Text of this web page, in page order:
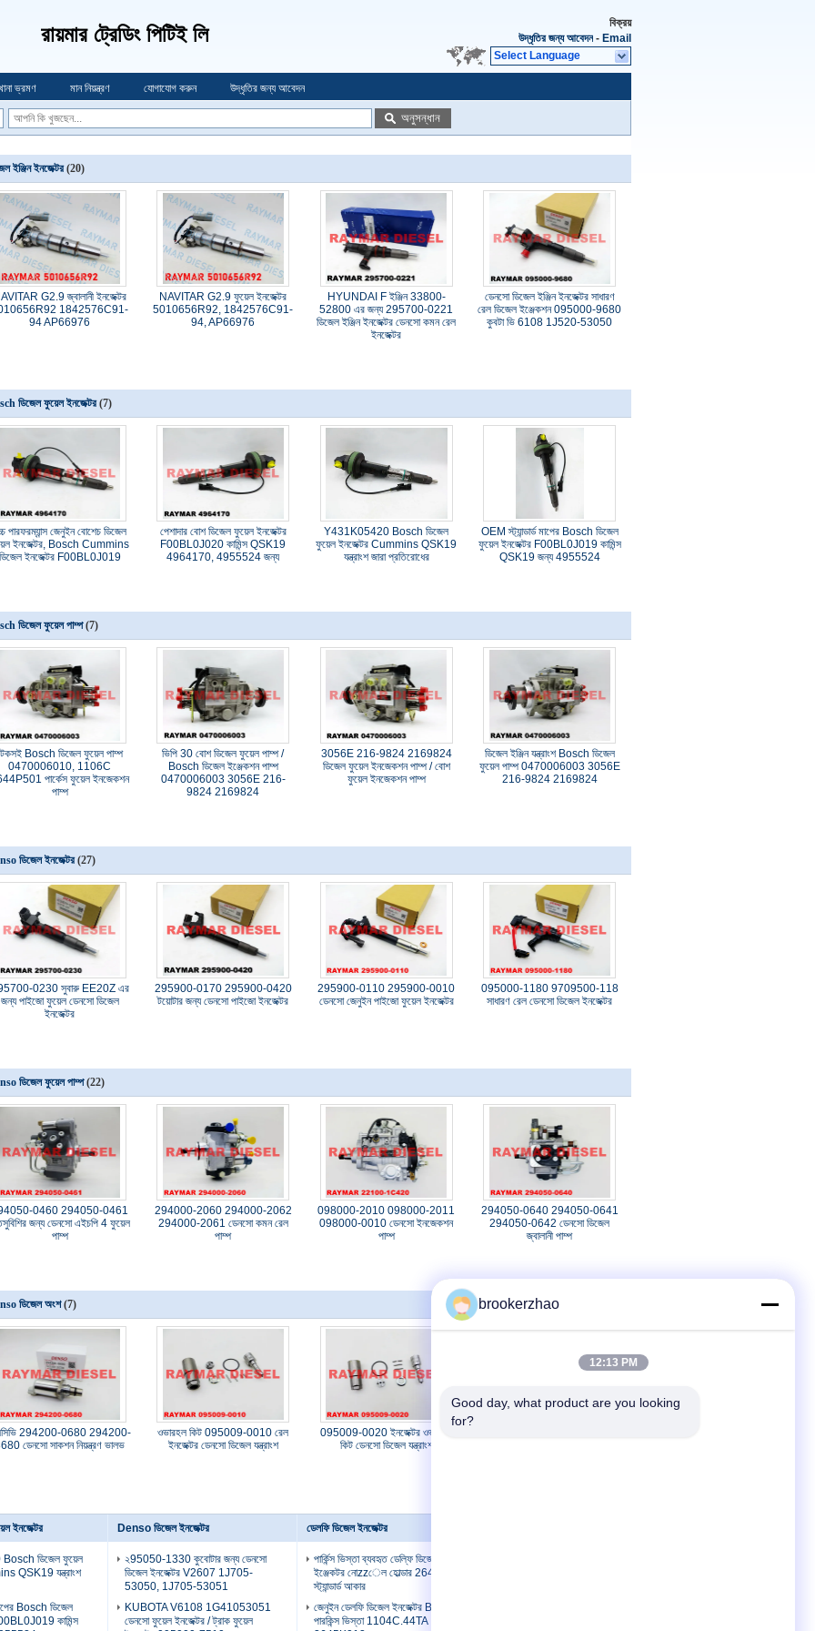
রায়মার ট্রেডিং পিটিই লি
বিক্রয়
উদ্ধৃতির জন্য আবেদন - Email
Select Language
ভ্রমণ মান নিয়ন্ত্রণ যোগাযোগ করুন উদ্ধৃতির জন্য আবেদন
অনুসন্ধান
ইঞ্জিন ইনজেক্টর (20)
G2.9 জ্বালানী ইনজেক্টর
1842576C91-
94 AP66976
NAVITAR G2.9 ফুয়েল ইনজেক্টর
5010656R92, 1842576C91-
94, AP66976
HYUNDAI F ইঞ্জিন 33800-
52800 এর জন্য 295700-0221
ডিজেল ইঞ্জিন ইনজেক্টর ডেনসো কমন রেল
ইনজেক্টর
ডেনসো ডিজেল ইঞ্জিন ইনজেক্টর সাধারণ
রেল ডিজেল ইঞ্জেকশন 095000-9680
কুবটা ভি 6108 1J520-53050
ডিজেল ফুয়েল ইনজেক্টর (7)
পারফরম্যান্স জেনুইন বোশেচ ডিজেল
ইনজেক্টর, Bosch Cummins
ডিজেল ইনজেক্টর F00BL0J019
পেশাদার বোশ ডিজেল ফুয়েল ইনজেক্টর
F00BL0J020 কামিন্স QSK19
4964170, 4955524 জন্য
Y431K05420 Bosch ডিজেল
ফুয়েল ইনজেক্টর Cummins QSK19
যন্ত্রাংশ জারা প্রতিরোধের
OEM স্ট্যান্ডার্ড মাপের Bosch ডিজেল
ফুয়েল ইনজেক্টর F00BL0J019 কামিন্স
QSK19 জন্য 4955524
ডিজেল ফুয়েল পাম্প (7)
Bosch ডিজেল ফুয়েল পাম্প
0470006010, 1106C
পার্কেস ফুয়েল ইনজেকশন
পাম্প
ভিপি 30 বোশ ডিজেল ফুয়েল পাম্প /
Bosch ডিজেল ইঞ্জেকশন পাম্প
0470006003 3056E 216-
9824 2169824
3056E 216-9824 2169824
ডিজেল ফুয়েল ইনজেকশন পাম্প / বোশ
ফুয়েল ইনজেকশন পাম্প
ডিজেল ইঞ্জিন যন্ত্রাংশ Bosch ডিজেল
ফুয়েল পাম্প 0470006003 3056E
216-9824 2169824
ডিজেল ইনজেক্টর (27)
0230 সুবারু EE20Z এর
জন্য পাইজো ফুয়েল ডেনসো ডিজেল
ইনজেক্টর
295900-0170 295900-0420
টয়োটার জন্য ডেনসো পাইজো ইনজেক্টর
295900-0110 295900-0010
ডেনসো জেনুইন পাইজো ফুয়েল ইনজেক্টর
095000-1180 9709500-118
সাধারণ রেল ডেনসো ডিজেল ইনজেক্টর
ডিজেল ফুয়েল পাম্প (22)
0460 294050-0461
জন্য ডেনসো এইচপি 4 ফুয়েল
পাম্প
294000-2060 294000-2062
294000-2061 ডেনসো কমন রেল
পাম্প
098000-2010 098000-2011
098000-0010 ডেনসো ইনজেকশন
পাম্প
294050-0640 294050-0641
294050-0642 ডেনসো ডিজেল
জ্বালানী পাম্প
ডিজেল অংশ (7)
294200-0680 294200-
ডেনসো সাকশন নিয়ন্ত্রণ ভালভ
ওভারহল কিট 095009-0010 রেল
ইনজেক্টর ডেনসো ডিজেল যন্ত্রাংশ
095009-0020 ইনজেক্টর ওভারহল
কিট ডেনসো ডিজেল যন্ত্রাংশ
ইনজেক্টর
ডিজেল ফুয়েল
QSK19 যন্ত্রাংশ
Bosch ডিজেল
কামিন্স
Denso ডিজেল ইনজেক্টর
২95050-1330 কুবোটার জন্য ডেনসো
ডিজেল ইনজেক্টর V2607 1J705-
53050, 1J705-53051
KUBOTA V6108 1G41053051
ডেনসো ফুয়েল ইনজেক্টর / ট্রাক ফুয়েল
ডেলফি ডিজেল ইনজেক্টর
পার্কিন্স ভিস্তা ব্যবহৃত ডেল্ফি ডিজেল
ইঞ্জেকটর নোzzেল হোল্ডার 2645K012
স্ট্যান্ডার্ড আকার
জেনুইন ডেলফি ডিজেল ইনজেক্টর B03301A
পারকিন্স ভিস্তা 1104C.44TA
brookerzhao
12:13 PM
Good day, what product are you looking
for?